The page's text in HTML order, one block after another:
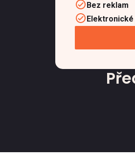
Bez reklam